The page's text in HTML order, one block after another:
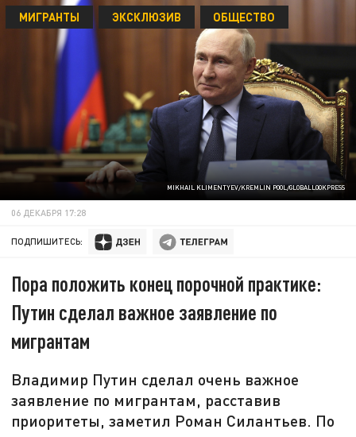
MIKHAIL KLIMENTYEV/KREMLIN POOL/GLOBALLOOKPRESS
МИГРАНТЫ ЭКСКЛЮЗИВ ОБЩЕСТВО
06 ДЕКАБРЯ 17:28
ПОДПИШИТЕСЬ:
Пора положить конец порочной практике:
Путин сделал важное заявление по
мигрантам
Владимир Путин сделал очень важное
заявление по мигрантам, расставив
приоритеты, заметил Роман Силантьев. По